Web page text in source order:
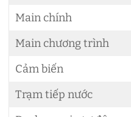
Main chính
Main chương trình
Cảm biến
Trạm tiếp nước